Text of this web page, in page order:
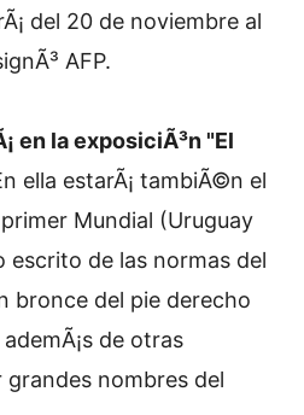
del 20 de noviembre al
AFP.
en la exposiciÃ³n "El
ella estarÃ¡ tambiÃ©n el
Mundial (Uruguay
escrito de las normas del
bronce del pie derecho
de otras
grandes nombres del